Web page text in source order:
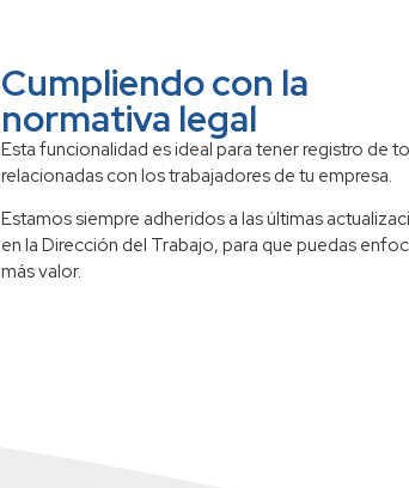
Cumpliendo con la
normativa legal
Esta funcionalidad es ideal para tener registro de
relacionadas con lostrabajadores de tu empresa.
Estamos siempre adheridos a las últimas
en la Dirección del Trabajo, para que puedas
más valor.